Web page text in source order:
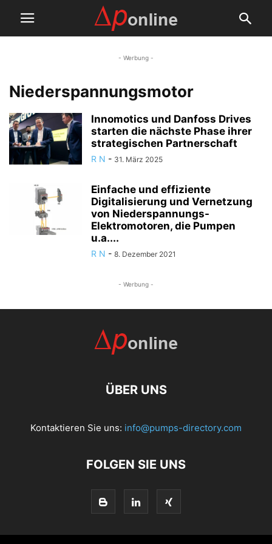
- Werbung -
Niederspannungsmotor
Innomotics und Danfoss Drives
starten die nächste Phase ihrer
strategischen Partnerschaft
R N - 31. März 2025
Einfache und effiziente
Digitalisierung und Vernetzung
von Niederspannungs-
Elektromotoren, die Pumpen
u.a....
R N - 8. Dezember 2021
- Werbung -
ÜBER UNS
Kontaktieren Sie uns: info@pumps-directory.com
FOLGEN SIE UNS